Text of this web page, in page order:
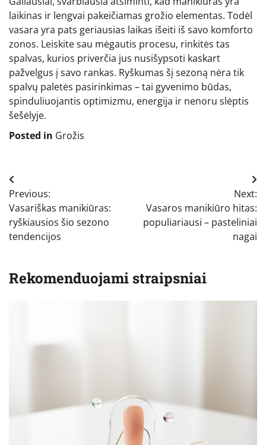
laikinas ir lengvai pakeičiamas grožio elementas. Todėl
vasara yra pats geriausias laikas išeiti iš savo komforto
zonos. Leiskite sau mėgautis procesu, rinkitės tas
spalvas, kurios priverčia jus nusišypsoti kaskart
pažvelgus į savo rankas. Ryškumas šį sezoną nėra tik
spalvų paletės pasirinkimas – tai gyvenimo būdas,
spinduliuojantis optimizmu, energija ir nenoru slėptis
šešėlyje.
Posted in Grožis
Navigacija
tarp
įrašų
Previous:
Vasariškas manikiūras:
ryškiausios šio sezono
tendencijos
Next:
Vasaros manikiūro hitas:
populiariausi – pasteliniai
nagai
Rekomenduojami straipsniai